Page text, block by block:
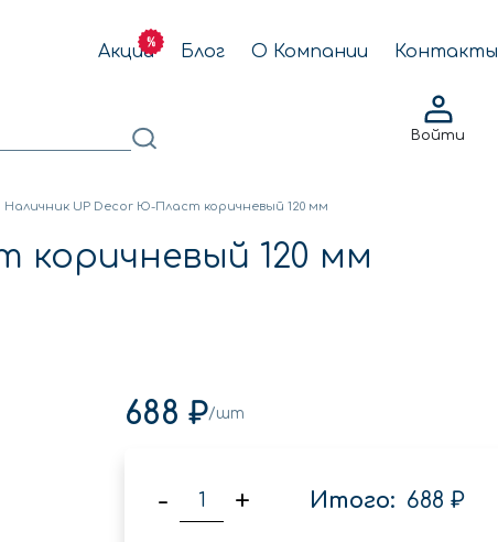
Акции Блог О Компании Контакты
Войти
Наличник UP Decor Ю-Пласт коричневый 120 мм
коричневый 120 мм
688 ₽/шт
- + Итого: 688 ₽